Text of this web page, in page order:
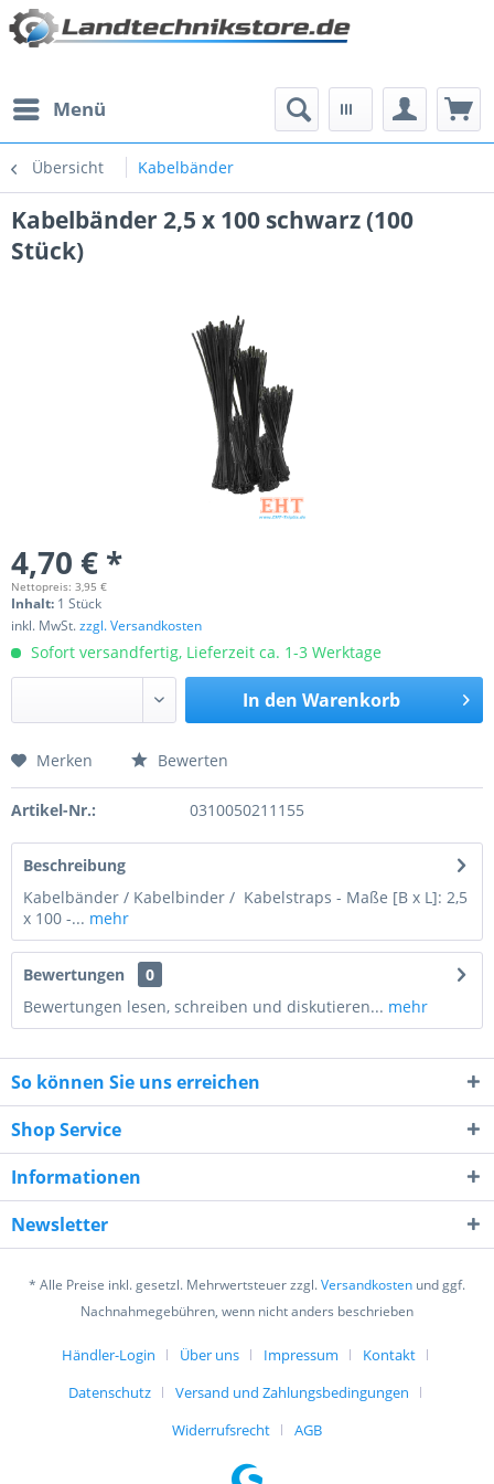
Menü
Übersicht Kabelbänder
Kabelbänder 2,5 x 100 schwarz (100
Stück)
4,70 € *
Nettopreis: 3,95 €
Inhalt: 1 Stück
inkl. MwSt.zzgl. Versandkosten
Sofort versandfertig, Lieferzeit ca. 1-3 Werktage
In den Warenkorb
Preis anfragen
7 + 7 = ?
Ich habe dieDatenschutzerklärunggelesen,
verstanden und stimme zu. *
Merken Bewerten
Artikel-Nr.: 0310050211155
Beschreibung
Kabelbänder / Kabelbinder / Kabelstraps - Maße [B x L]: 2,5
x 100 -... mehr
Bewertungen
0
Bewertungen lesen, schreiben und diskutieren... mehr
So können Sie uns erreichen
Shop Service
Informationen
Newsletter
* Alle Preise inkl. gesetzl. Mehrwertsteuer zzgl.Versandkosten und ggf.
Nachnahmegebühren, wenn nicht anders beschrieben
Händler-Login Über uns Impressum
Kontakt
Datenschutz
Versand und Zahlungsbedingungen
Widerrufsrecht
AGB